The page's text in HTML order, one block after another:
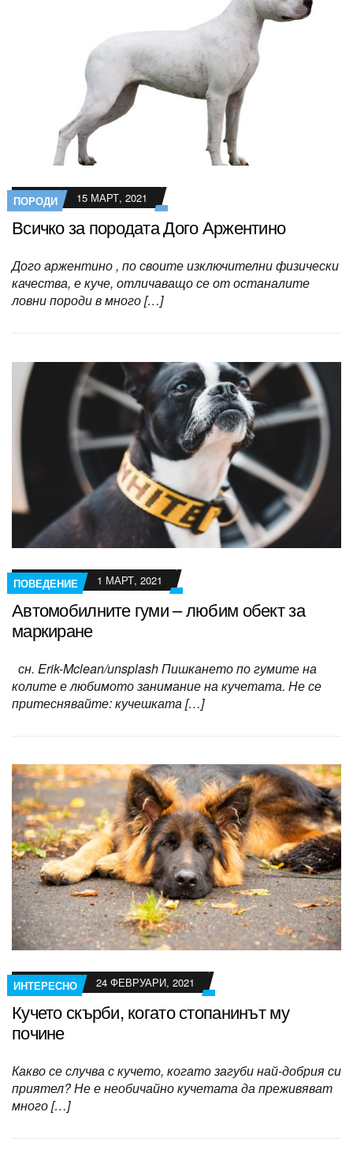
ПОРОДИ 15 МАРТ, 2021
Всичко за породата Дого Аржентино
Дого аржентино , по своите изключителни физически
качества, е куче, отличаващо се от останалите
ловни породи в много […]
ПОВЕДЕНИЕ 1 МАРТ, 2021
Автомобилните гуми – любим обект за
маркиране
сн. Erik-Mclean/unsplash Пишкането по гумите на
колите е любимото занимание на кучетата. Не се
притеснявайте: кучешката […]
ИНТЕРЕСНО 24 ФЕВРУАРИ, 2021
Кучето скърби, когато стопанинът му
почине
Какво се случва с кучето, когато загуби най-добрия си
приятел? Не е необичайно кучетата да преживяват
много […]